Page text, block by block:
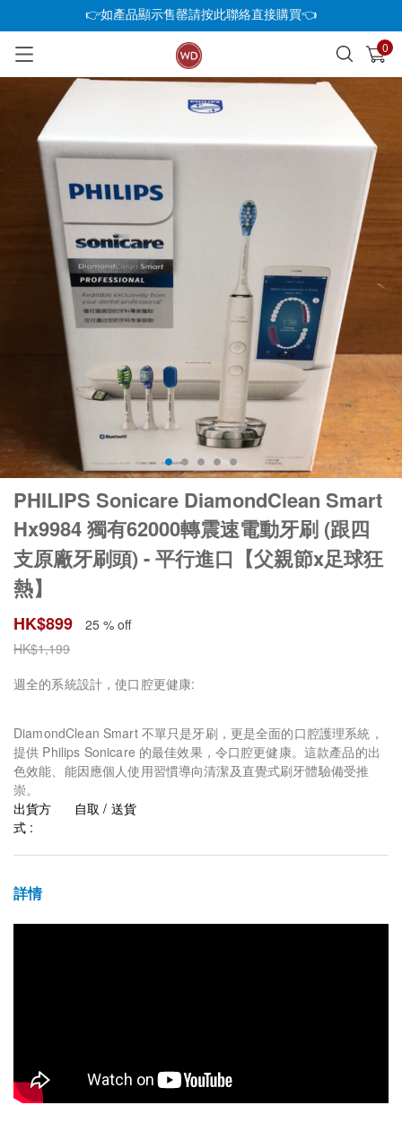
👉如產品顯示售罄請按此聯絡直接購買👈
0
已加入購物車 查看
PHILIPS Sonicare DiamondClean Smart
Hx9984 獨有62000轉震速電動牙刷 (跟四
支原廠牙刷頭) - 平行進口【父親節x足球狂
熱】
HK$899
25 % off
HK$1,199
週全的系統設計，使口腔更健康:
DiamondClean Smart 不單只是牙刷，更是全面的口腔護理系統，
提供 Philips Sonicare 的最佳效果，令口腔更健康。這款產品的出
色效能、能因應個人使用習慣導向清潔及直覺式刷牙體驗備受推
崇。
出貨方
式 :
自取 / 送貨
詳情